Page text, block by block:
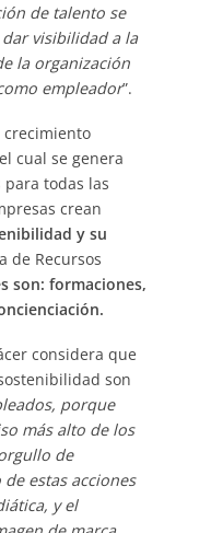
de talento se
visibilidad a la
la organización
empleador”.
crecimiento
cual se genera
todas las
crean
y su
de Recursos
son: formaciones,
considera que
son
porque
más alto de los
de
estas acciones
y el